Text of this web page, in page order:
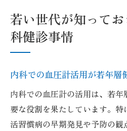
若い世代が知って
科健診事情
内科での血圧計活用が若年層
内科での血圧計の活用は、若
要な役割を果たしています。
活習慣病の早期発見や予防の